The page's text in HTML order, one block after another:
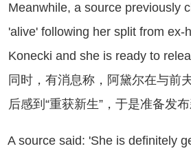
a source previously
'alive' following her split from ex-
Konecki and she is ready to
同时，有消息称，阿黛尔在与前
后感到“重获新生”，于是准备发布
said: 'She is definitely